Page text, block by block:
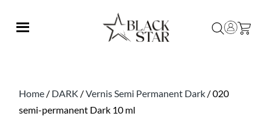
Home / DARK /Vernis Semi Permanent Dark / 020
semi-permanent Dark 10 ml